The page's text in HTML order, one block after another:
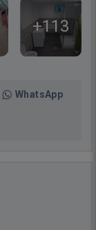
+113
WhatsApp